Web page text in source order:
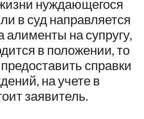
нуждающегося
в суд направляется
алименты на супругу,
в положении, то
справки
на учете в
заявитель.